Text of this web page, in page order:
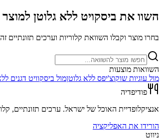
השוו את ביסקויט ללא גלוטן
בחרו מוצר וקבלו השוואת קלוריות וערכים תזונתיים
השוואות מוצעות
מול עוגיות שוקוצ'יפס ללא גלוטןמול ביסקוויט דגנים
פודיפדיה
אנציקלופדיית האוכל של ישראל. ערכים תזונתיים,
הורידו את האפליקציה
ניווט